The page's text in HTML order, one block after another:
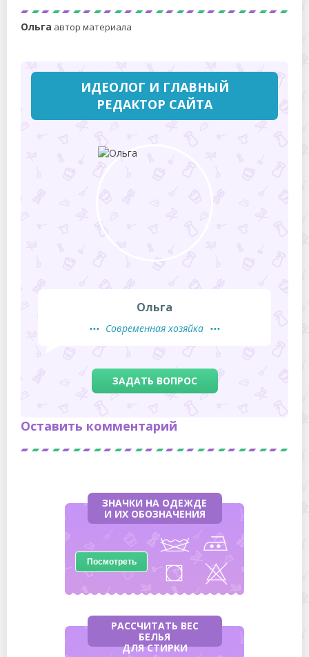
Ольга автор материала
ИДЕОЛОГ И ГЛАВНЫЙ
РЕДАКТОР САЙТА
Ольга
Современная хозяйка
ЗАДАТЬ ВОПРОС
Оставить комментарий
ЗНАЧКИ НА ОДЕЖДЕ
И ИХ ОБОЗНАЧЕНИЯ
Посмотреть
РАССЧИТАТЬ ВЕС
БЕЛЬЯ
ДЛЯ СТИРКИ